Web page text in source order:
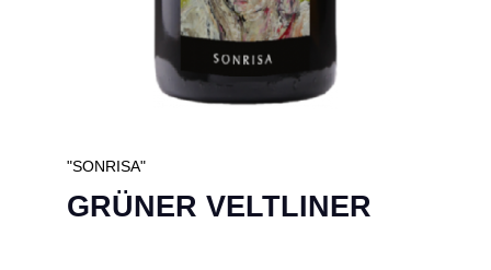
"SONRISA"
GRÜNER VELTLINER